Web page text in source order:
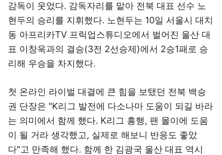
감독이 웃었다. 감독자리를 맡아 전북 대표 선수 노
현두의 승리를 지휘했다. 노현두는 10일 서울시 대치
동 아프리카TV 프릭업스튜디오에서 벌어진 울산 대
표 이창욱과의 결승(3전 2선승제)에서 2승1패로 승
리해 우승을 차지했다.
첫 온라인 라이벌 대결에 큰 힘을 보탰던 전북 백승
권 단장은 "K리그 발전에 다소나마 도움이 되길 바라
는 의미에서 함께 했다. K리그 흥행, 팬 몰이에 도움
이 될 거라 생각했고, 실제로 해보니 반응도 좋았
다"고 만족해 했다. 함께 한 김광국 울산 대표 역시